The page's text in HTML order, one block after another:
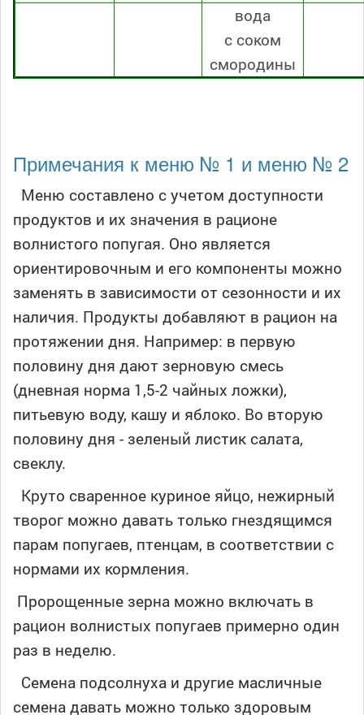
вода
с соком
смородины
Примечания к меню № 1 и меню № 2
Меню составлено с учетом доступности
продуктов и их значения в рационе
волнистого попугая. Оно является
ориентировочным и его компоненты можно
заменять в зависимости от сезонности и их
наличия. Продукты добавляют в рацион на
протяжении дня. Например: в первую
половину дня дают зерновую смесь
(дневная норма 1,5-2 чайных ложки),
питьевую воду, кашу и яблоко. Во вторую
половину дня - зеленый листик салата,
свеклу.
Круто сваренное куриное яйцо, нежирный
творог можно давать только гнездящимся
парам попугаев, птенцам, в соответствии с
нормами их кормления.
Пророщенные зерна можно включать в
рацион волнистых попугаев примерно один
раз в неделю.
Семена подсолнуха и другие масличные
семена давать можно только здоровым